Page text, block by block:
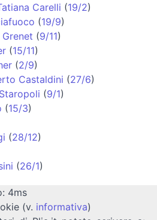
Carelli (19/2)
(19/9)
(9/11)
(15/11)
(2/9)
Castaldini (27/6)
(9/1)
(15/3)
(28/12)
(26/1)
4ms
(v. informativa)